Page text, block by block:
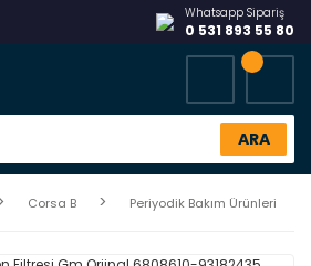
Whatsapp Sipariş
0 531 893 55 80
ARA
Corsa B Periyodik Bakım Ürünleri